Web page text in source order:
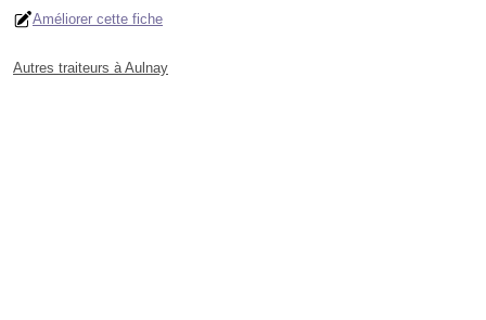
Améliorer cette fiche
Autres traiteurs à Aulnay